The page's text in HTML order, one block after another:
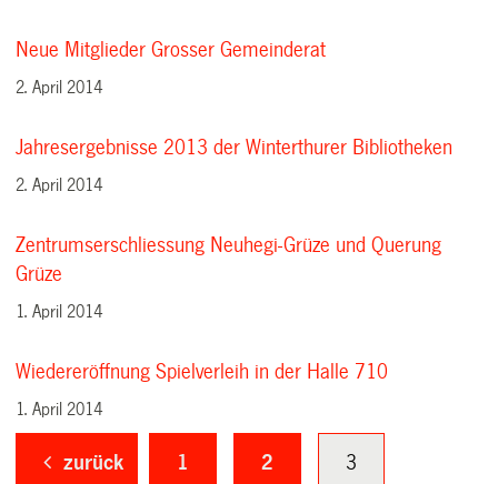
Neue Mitglieder Grosser Gemeinderat
2. April 2014
Jahresergebnisse 2013 der Winterthurer Bibliotheken
2. April 2014
Zentrumserschliessung Neuhegi-Grüze und Querung
Grüze
1. April 2014
Wiedereröffnung Spielverleih in der Halle 710
1. April 2014
zurück 1 2 3